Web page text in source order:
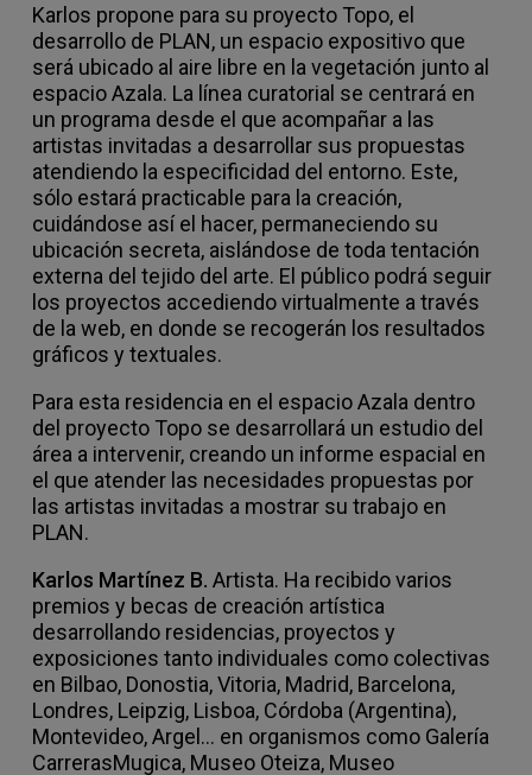
Karlos propone para su proyecto Topo, el
desarrollo de PLAN, un espacio expositivo que
será ubicado al aire libre en la vegetación junto al
espacio Azala. La línea curatorial se centrará en
un programa desde el que acompañar a las
artistas invitadas a desarrollar sus propuestas
atendiendo la especificidad del entorno. Este,
sólo estará practicable para la creación,
cuidándose así el hacer, permaneciendo su
ubicación secreta, aislándose de toda tentación
externa del tejido del arte. El público podrá seguir
los proyectos accediendo virtualmente a través
de la web, en donde se recogerán los resultados
gráficos y textuales.
Para esta residencia en el espacio Azala dentro
del proyecto Topo se desarrollará un estudio del
área a intervenir, creando un informe espacial en
el que atender las necesidades propuestas por
las artistas invitadas a mostrar su trabajo en
PLAN.
Karlos Martínez B. Artista. Ha recibido varios
premios y becas de creación artística
desarrollando residencias, proyectos y
exposiciones tanto individuales como colectivas
en Bilbao, Donostia, Vitoria, Madrid, Barcelona,
Londres, Leipzig, Lisboa, Córdoba (Argentina),
Montevideo, Argel… en organismos como Galería
CarrerasMugica, Museo Oteiza, Museo